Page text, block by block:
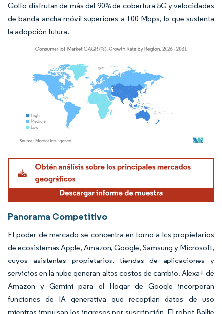
Golfo disfrutan de más del 90% de cobertura 5G y velocidades
de banda ancha móvil superiores a 100 Mbps, lo que sustenta
la adopción futura.
Imagen © Mordor Intelligence. El uso requiere atribución según CC BY 4.0.
Panorama Competitivo
El poder de mercado se concentra en torno a los propietarios
de ecosistemas Apple, Amazon, Google, Samsung y Microsoft,
cuyos asistentes propietarios, tiendas de aplicaciones y
servicios en la nube generan altos costos de cambio. Alexa+ de
Amazon y Gemini para el Hogar de Google incorporan
funciones de IA generativa que recopilan datos de uso
mientras impulsan los ingresos por suscripción. El robot Ballie